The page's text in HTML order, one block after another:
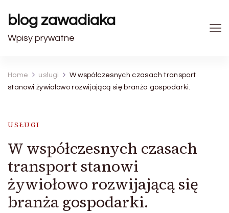
blog zawadiaka
Wpisy prywatne
Home usługi
W współczesnych czasach transport
stanowi żywiołowo rozwijającą się branża gospodarki.
USŁUGI
W współczesnych czasach
transport stanowi
żywiołowo rozwijającą się
branża gospodarki.